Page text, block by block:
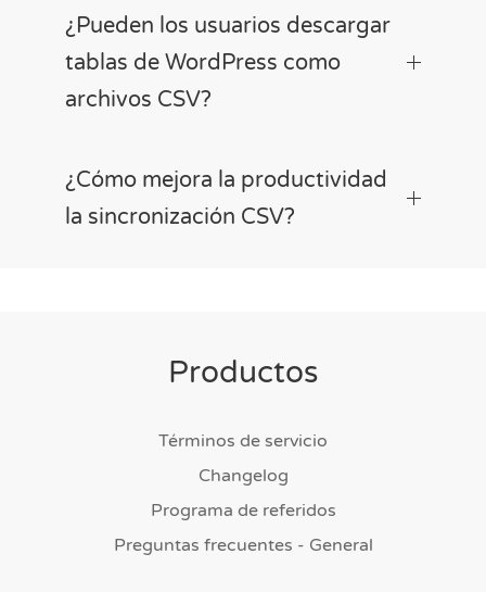
¿Pueden los usuarios descargar
tablas de WordPress como
archivos CSV?
¿Cómo mejora la productividad
la sincronización CSV?
Productos
Términos de servicio
Changelog
Programa de referidos
Preguntas frecuentes - General